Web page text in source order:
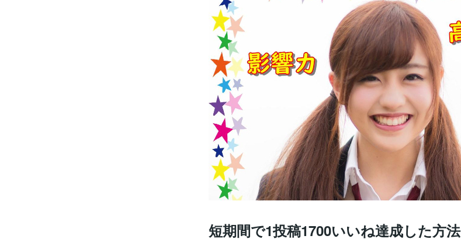
短期間で1投稿1700いいね達成した方法